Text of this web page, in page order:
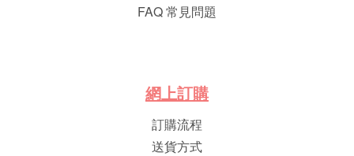
FAQ 常見問題
網上訂購
訂購流程
送貨方式